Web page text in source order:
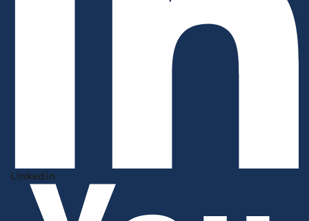
Linkedin